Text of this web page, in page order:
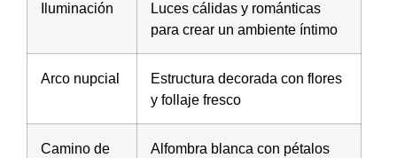
Iluminación
Luces cálidas y románticas
para crear un ambiente íntimo
Arco nupcial
Estructura decorada con flores
y follaje fresco
Camino de
Alfombra blanca con pétalos